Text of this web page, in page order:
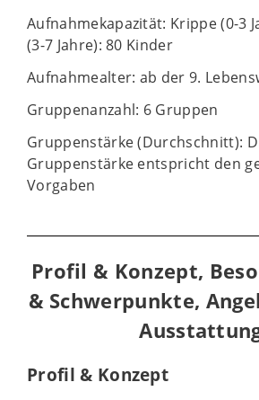
Aufnahmekapazität: Krippe (0-3
(3-7 Jahre): 80 Kinder
Aufnahmealter: ab der 9.
Gruppenanzahl: 6 Gruppen
Gruppenstärke (Durchschnitt):
Gruppenstärke entspricht den
Vorgaben
Profil & Konzept,
& Schwerpunkte,
Profil & Konzept